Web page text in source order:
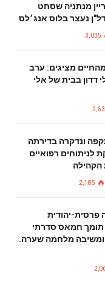
מנתניה שסחט
נעצר בלוס אנג׳לס
3,035
מציגים: ערב
בבית של אלי
ונדקרה בדירתה
לניתוחים רפואיים
הקהילה
2,185
פרסית-יהודית
תומך חמאס סדרתי
ומשיבה מלחמה שערה.